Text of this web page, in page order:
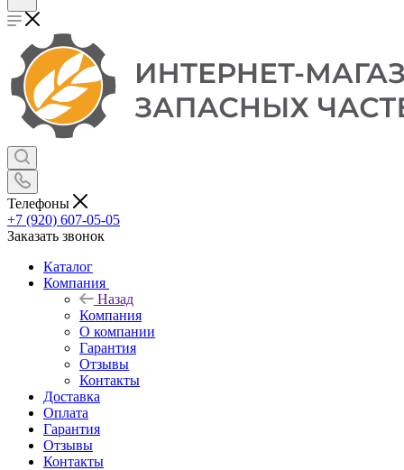
Телефоны
+7 (920) 607-05-05
Заказать звонок
Каталог
Компания
Назад
Компания
О компании
Гарантия
Отзывы
Контакты
Доставка
Оплата
Гарантия
Отзывы
Контакты